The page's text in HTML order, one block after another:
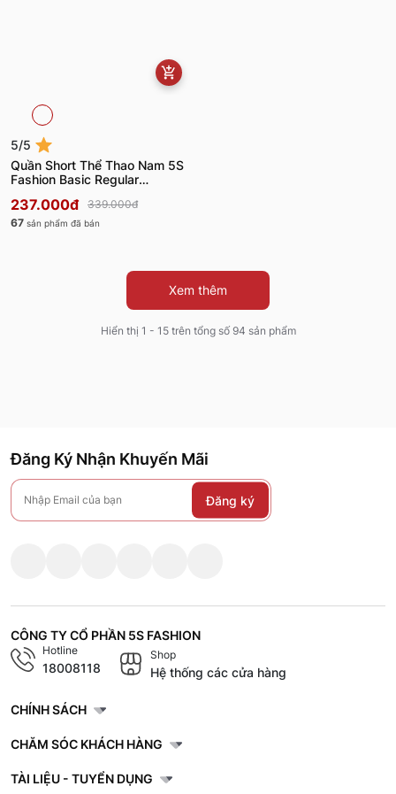
5/5
Quần Short Thể Thao Nam 5S
Fashion Basic Regular
Xem thêm
Đăng Ký Nhận Khuyến Mãi
Hotline
18008118